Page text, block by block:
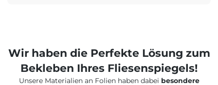
Wir haben die Perfekte Lösung zum
Bekleben Ihres Fliesenspiegels!
Unsere Materialien an Folien haben dabei besondere